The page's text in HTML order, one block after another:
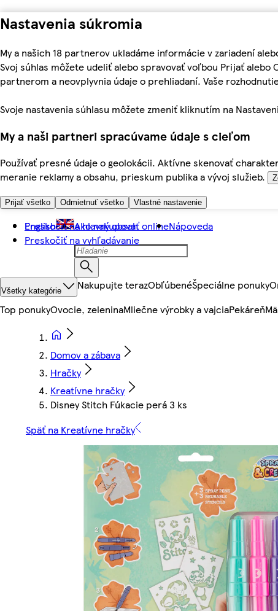
Nastavenia súkromia
My a našich 18 partnerov ukladáme informácie v zariadení
Svoj súhlas môžete udeliť alebo spravovať voľbou Prijať
partnerom a neovplyvnia údaje o prehliadaní. Vaše
Svoje nastavenia súhlasu môžete zmeniť kliknutím na
My a naši partneri spracúvame údaje s cieľom
Používať presné údaje o geolokácii. Aktívne skenovať
meranie reklamy a obsahu, prieskum publika a vývoj služieb.
Prijať všetko Odmietnuť všetko Vlastné nastavenie
Preskočiť na hlavný obsah
Preskočiť na vyhľadávanie
English Ako nakupovať onlineNápoveda
Všetky kategórie Nakupujte terazObľúbenéŠpeciálne ponuky
Top ponukyOvocie, zeleninaMliečne výrobky a vajciaPekáreň
Domov a zábava
Hračky
Kreatívne hračky
Disney Stitch Fúkacie perá 3 ks
Späť na Kreatívne hračky